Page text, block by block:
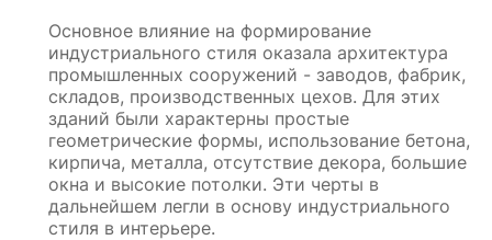
Основное влияние на формирование
индустриального стиля оказала архитектура
промышленных сооружений - заводов, фабрик,
складов, производственных цехов. Для этих
зданий были характерны простые
геометрические формы, использование бетона,
кирпича, металла, отсутствие декора, большие
окна и высокие потолки. Эти черты в
дальнейшем легли в основу индустриального
стиля в интерьере.